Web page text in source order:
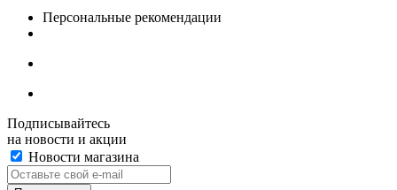
Персональные рекомендации
Подписывайтесь
на новости и акции
Новости магазина